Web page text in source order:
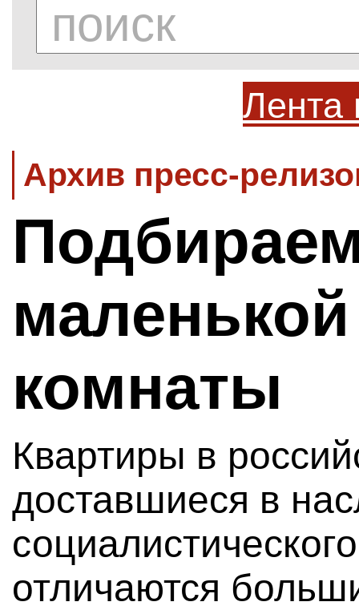
Лента
Архив пресс-
комнаты
Квартиры в
доставшиеся в
отличаются